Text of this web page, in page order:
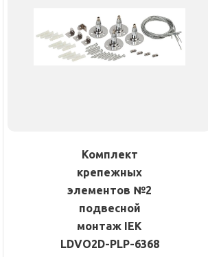
Комплект
крепежных
элементов №2
подвесной
монтаж IEK
LDVO2D-PLP-6368